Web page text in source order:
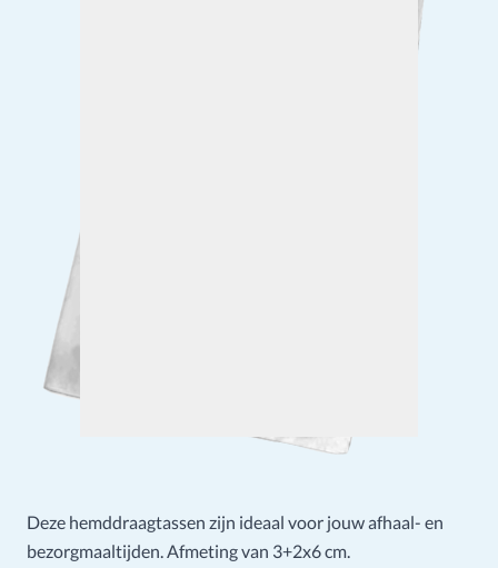
Deze hemddraagtassen zijn ideaal voor jouw afhaal- en
bezorgmaaltijden. Afmeting van 3+2x6 cm.